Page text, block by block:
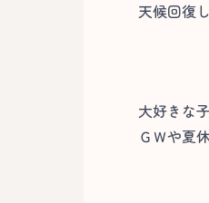
天候回復
大好きな
ＧＷや夏